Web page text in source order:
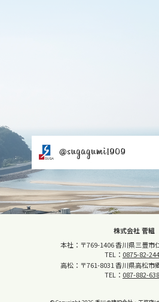
株式会社 菅組
本社：〒769-1406 香川県三豊市
TEL： 0875-82-
高松：〒761-8031 香川県高松市
TEL： 087-882-